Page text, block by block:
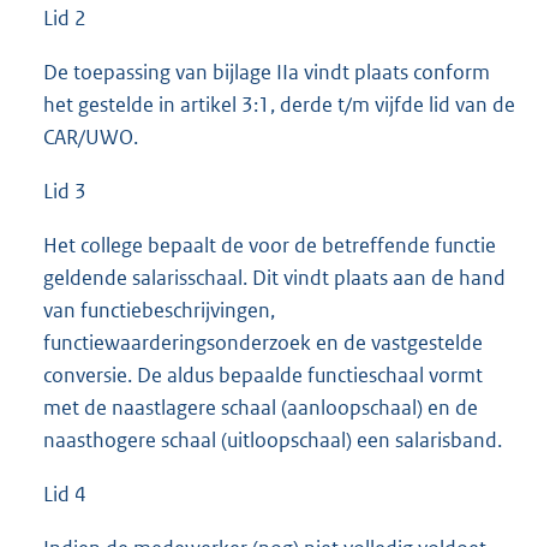
Lid 2
De toepassing van bijlage IIa vindt plaats conform
het gestelde in artikel 3:1, derde t/m vijfde lid van de
CAR/UWO.
Lid 3
Het college bepaalt de voor de betreffende functie
geldende salarisschaal. Dit vindt plaats aan de hand
van functiebeschrijvingen,
functiewaarderingsonderzoek en de vastgestelde
conversie. De aldus bepaalde functieschaal vormt
met de naastlagere schaal (aanloopschaal) en de
naasthogere schaal (uitloopschaal) een salarisband.
Lid 4